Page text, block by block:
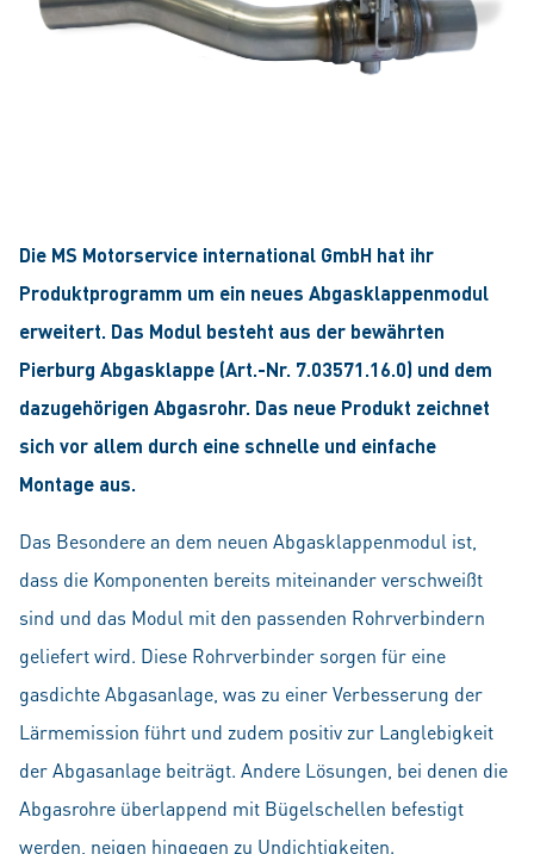
Die MS Motorservice international GmbH hat ihr
Produktprogramm um ein neues Abgasklappenmodul
erweitert. Das Modul besteht aus der bewährten
Pierburg Abgasklappe (Art.-Nr. 7.03571.16.0) und dem
dazugehörigen Abgasrohr. Das neue Produkt zeichnet
sich vor allem durch eine schnelle und einfache
Montage aus.
Das Besondere an dem neuen Abgasklappenmodul ist,
dass die Komponenten bereits miteinander verschweißt
sind und das Modul mit den passenden Rohrverbindern
geliefert wird. Diese Rohrverbinder sorgen für eine
gasdichte Abgasanlage, was zu einer Verbesserung der
Lärmemission führt und zudem positiv zur Langlebigkeit
der Abgasanlage beiträgt. Andere Lösungen, bei denen die
Abgasrohre überlappend mit Bügelschellen befestigt
werden, neigen hingegen zu Undichtigkeiten.